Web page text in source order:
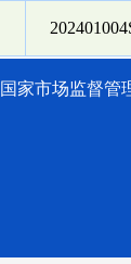
国家市场监督管